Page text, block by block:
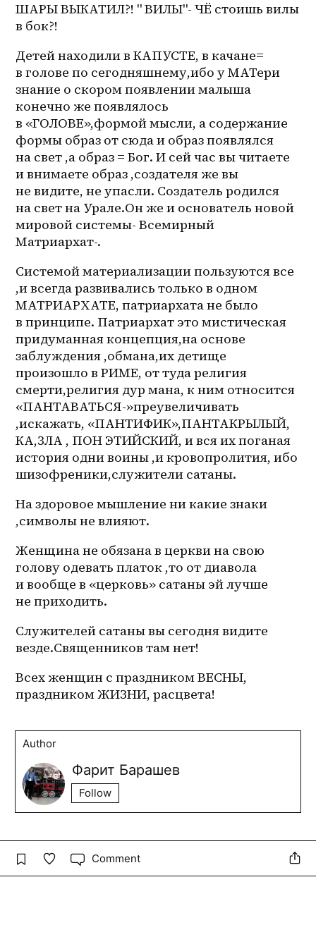
ШАРЫ ВЫКАТИЛ?! " ВИЛЫ"- ЧЁ стоишь вилы
в бок?!
Детей находили в КАПУСТЕ, в качане=
в голове по сегодняшнему,ибо у МАТери
знание о скором появлении малыша
конечно же появлялось
в «ГОЛОВЕ»,формой мысли, а содержание
формы образ от сюда и образ появлялся
на свет ,а образ = Бог. И сей час вы читаете
и внимаете образ ,создателя же вы
не видите, не упасли. Создатель родился
на свет на Урале.Он же и основатель новой
мировой системы- Всемирный
Матриархат-.
Системой материализации пользуются все
,и всегда развивались только в одном
МАТРИАРХАТЕ, патриархата не было
в принципе. Патриархат это мистическая
придуманная концепция,на основе
заблуждения ,обмана,их детище
произошло в РИМЕ, от туда религия
смерти,религия дур мана, к ним относится
«ПАНТАВАТЬСЯ-»преувеличивать
,искажать, «ПАНТИФИК»,ПАНТАКРЫЛЫЙ,
КА,ЗЛА , ПОН ЭТИЙСКИЙ, и вся их поганая
история одни воины ,и кровопролития, ибо
шизофреники,служители сатаны.
На здоровое мышление ни какие знаки
,символы не влияют.
Женщина не обязана в церкви на свою
голову одевать платок ,то от диавола
и вообще в «церковь» сатаны эй лучше
не приходить.
Служителей сатаны вы сегодня видите
везде.Священников там нет!
Всех женщин с праздником ВЕСНЫ,
праздником ЖИЗНИ, расцвета!
Author
Фарит Барашев
Follow
Comment